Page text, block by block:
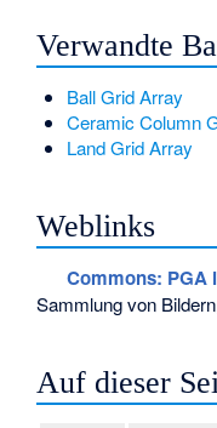
Verwandte
Ball Grid Array
Ceramic Column
Land Grid Array
Weblinks
Commons: PGA
Sammlung von
Auf dieser